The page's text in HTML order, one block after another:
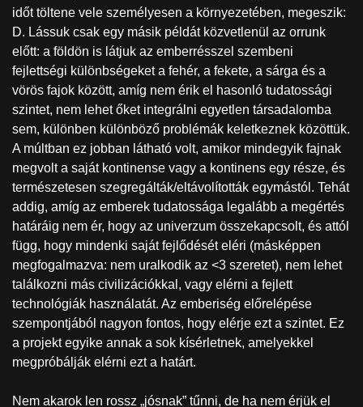
időt töltene vele személyesen a környezetében, megeszik:
D. Lássuk csak egy másik példát közvetlenül az orrunk
előtt: a földön is látjuk az emberrésszel szembeni
fejlettségi különbségeket a fehér, a fekete, a sárga és a
vörös fajok között, amíg nem érik el hasonló tudatossági
szintet, nem lehet őket integrálni egyetlen társadalomba
sem, különben különböző problémák keletkeznek közöttük.
A múltban ez jobban látható volt, amikor mindegyik fajnak
megvolt a saját kontinense vagy a kontinens egy része, és
természetesen szegregálták/eltávolították egymástól. Tehát
addig, amíg az emberek tudatossága legalább a megértés
határáig nem ér, hogy az univerzum összekapcsolt, és attól
függ, hogy mindenki saját fejlődését eléri (másképpen
megfogalmazva: nem uralkodik az <3 szeretet), nem lehet
találkozni más civilizációkkal, vagy elérni a fejlett
technológiák használatát. Az emberiség előrelépése
szempontjából nagyon fontos, hogy elérje ezt a szintet. Ez
a projekt egyike annak a sok kísérletnek, amelyekkel
megpróbálják elérni ezt a határt.
Nem akarok len rossz „jósnak” tűnni, de ha nem érjük el